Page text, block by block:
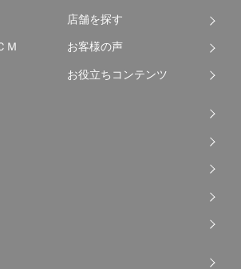
Ｍ
店舗を探す
お客様の声
お役立ちコンテンツ